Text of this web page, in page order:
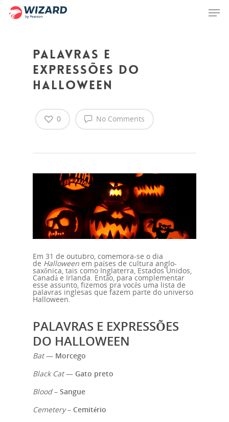
Hit enter to search or ESC to close
Palavras e
expressões do
halloween
No Comments
0
Em 31 de outubro, comemora-se o dia
de Halloween em países de cultura anglo-
saxônica, tais como Inglaterra, Estados Unidos,
Canadá e Irlanda. Então, para complementar
esse assunto, fizemos pra vocês uma lista de
palavras inglesas que fazem parte do universo
Halloween.
PALAVRAS E EXPRESSÕES
DO HALLOWEEN
Bat— Morcego
Black Cat— Gato preto
Blood– Sangue
Cemetery– Cemitério